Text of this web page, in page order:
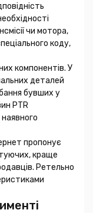
чи мотора,
коду,
компонентів. У
деталей
бувших у
PTR
пропонує
краще
Ретельно